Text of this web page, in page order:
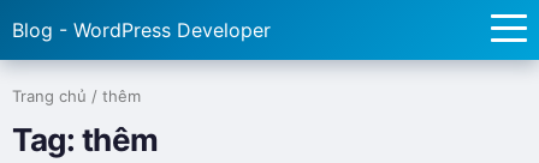
Blog - WordPress Developer
Trang chủ / thêm
Tag: thêm